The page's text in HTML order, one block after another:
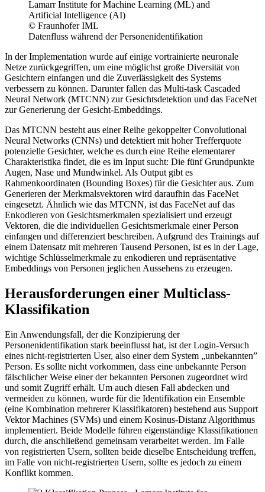
© Fraunhofer IML
Datenfluss während der Personenidentifikation
In der Implementation wurde auf einige vortrainierte neuronale
Netze zurückgegriffen, um eine möglichst große Diversität von
Gesichtern einfangen und die Zuverlässigkeit des Systems
verbessern zu können. Darunter fallen das Multi-task Cascaded
Neural Network (MTCNN) zur Gesichtsdetektion und das FaceNet
zur Generierung der Gesicht-Embeddings.
Das MTCNN besteht aus einer Reihe gekoppelter Convolutional
Neural Networks (CNNs) und detektiert mit hoher Trefferquote
potenzielle Gesichter, welche es durch eine Reihe elementarer
Charakteristika findet, die es im Input sucht: Die fünf Grundpunkte
Augen, Nase und Mundwinkel. Als Output gibt es
Rahmenkoordinaten (Bounding Boxes) für die Gesichter aus. Zum
Generieren der Merkmalsvektoren wird daraufhin das FaceNet
eingesetzt. Ähnlich wie das MTCNN, ist das FaceNet auf das
Enkodieren von Gesichtsmerkmalen spezialisiert und erzeugt
Vektoren, die die individuellen Gesichtsmerkmale einer Person
einfangen und differenziert beschreiben. Aufgrund des Trainings auf
einem Datensatz mit mehreren Tausend Personen, ist es in der Lage,
wichtige Schlüsselmerkmale zu enkodieren und repräsentative
Embeddings von Personen jeglichen Aussehens zu erzeugen.
Herausforderungen einer Multiclass-
Klassifikation
Ein Anwendungsfall, der die Konzipierung der
Personenidentifikation stark beeinflusst hat, ist der Login-Versuch
eines nicht-registrierten User, also einer dem System „unbekannten”
Person. Es sollte nicht vorkommen, dass eine unbekannte Person
fälschlicher Weise einer der bekannten Personen zugeordnet wird
und somit Zugriff erhält. Um auch diesen Fall abdecken und
vermeiden zu können, wurde für die Identifikation ein Ensemble
(eine Kombination mehrerer Klassifikatoren) bestehend aus Support
Vektor Machines (SVMs) und einem Kosinus-Distanz Algorithmus
implementiert. Beide Modelle führen eigenständige Klassifikationen
durch, die anschließend gemeinsam verarbeitet werden. Im Falle
von registrierten Usern, sollten beide dieselbe Entscheidung treffen,
im Falle von nicht-registrierten Usern, sollte es jedoch zu einem
Konflikt kommen.